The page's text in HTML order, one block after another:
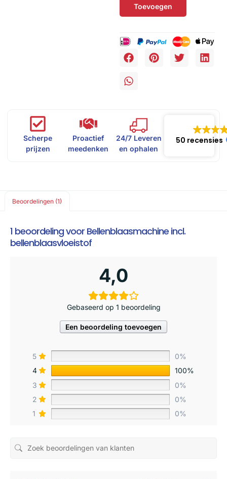
Toevoegen
Scherpe
prijzen
Proactief
meedenken
24/7 Leveren
en ophalen
50 recensies
Beoordelingen (1)
1 beoordeling voor Bellenblaasmachine incl.
bellenblaasvloeistof
4,0
Gebaseerd op 1 beoordeling
Een beoordeling toevoegen
5
0%
4
100%
3
0%
2
0%
1
0%